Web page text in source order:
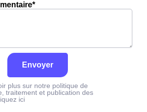
Envoyer
plus sur notre politique de
traitement et publication des
ici